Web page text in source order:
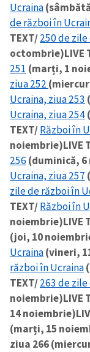
Ucraina
de război în
TEXT/250 de
octombrie)LIVE
251 (marți, 1
ziua 252
Ucraina, ziua 253
Ucraina, ziua 254
TEXT/Război în
noiembrie)LIVE
256 (duminică,
Ucraina, ziua 257
zile de război în
TEXT/Război în
noiembrie)LIVE
(joi, 10
Ucraina(vineri,
război în Ucraina
TEXT/263 de
noiembrie)LIVE
14 noiembrie)
(marți, 15
ziua 266